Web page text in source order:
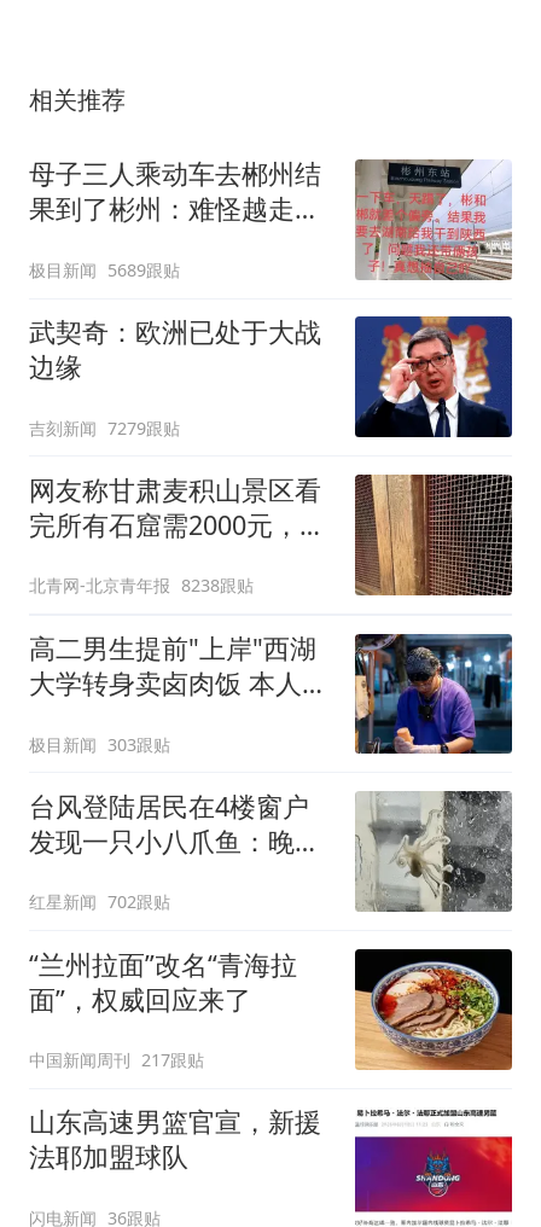
相关推荐
母子三人乘动车去郴州结
果到了彬州：难怪越走越
极目新闻 5689跟贴
武契奇：欧洲已处于大战
边缘
吉刻新闻 7279跟贴
网友称甘肃麦积山景区看
完所有石窟需2000元，景
护，游客可按需买
北青网-北京青年报 8238跟贴
高二男生提前"上岸"西湖
大学转身卖卤肉饭 本人发
极目新闻 303跟贴
台风登陆居民在4楼窗户
发现一只小八爪鱼：晚上
红星新闻 702跟贴
“兰州拉面”改名“青海拉
面”，权威回应来了
中国新闻周刊 217跟贴
山东高速男篮官宣，新援
法耶加盟球队
闪电新闻 36跟贴